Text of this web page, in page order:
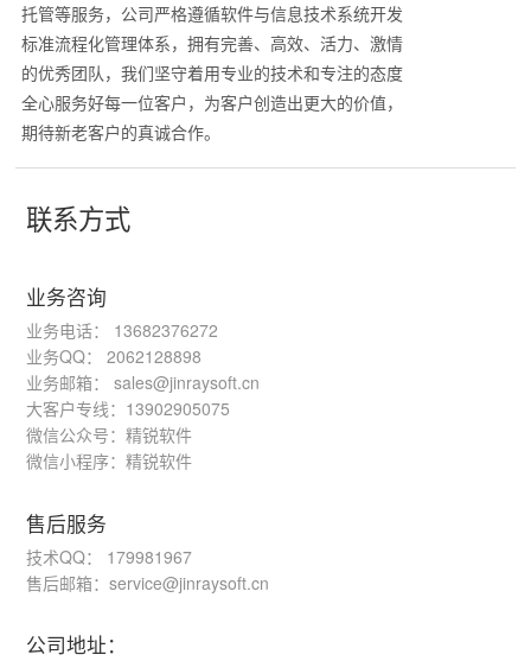
托管等服务，公司严格遵循软件与信息技术系统开发
标准流程化管理体系，拥有完善、高效、活力、激情
的优秀团队，我们坚守着用专业的技术和专注的态度
全心服务好每一位客户，为客户创造出更大的价值，
期待新老客户的真诚合作。
联系方式
业务咨询
业务电话： 13682376272
业务QQ： 2062128898
业务邮箱： sales@jinraysoft.cn
大客户专线：13902905075
微信公众号：精锐软件
微信小程序：精锐软件
售后服务
技术QQ： 179981967
售后邮箱：service@jinraysoft.cn
公司地址：